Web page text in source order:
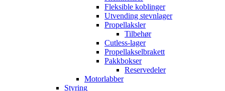
Fleksible koblinger
Utvending stevnlager
Propellaksler
Tilbehør
Cutless-lager
Propellakselbrakett
Pakkbokser
Reservedeler
Motorlabber
Styring